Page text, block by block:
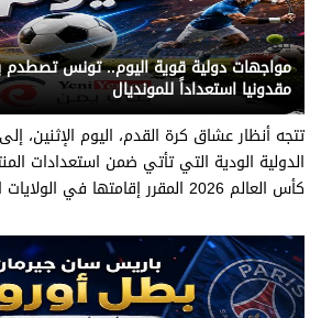
يني يمن - رياضة
مواجهات دولية قوية اليوم.. تونس تصطدم
مقدونيا استعداداً للمونديال
تتجه أنظار عشاق كرة القدم، اليوم الإثنين،
الدولية الودية التي تأتي ضمن استعدادات
كأس العالم 2026 المقرر إقامتها في الولايات المتحدة وكند...